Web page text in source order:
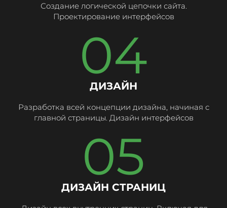
Создание логической цепочки сайта.
Проектирование интерфейсов
04
ДИЗАЙН
Разработка всей концепции дизайна, начиная с
главной страницы. Дизайн интерфейсов
05
ДИЗАЙН СТРАНИЦ